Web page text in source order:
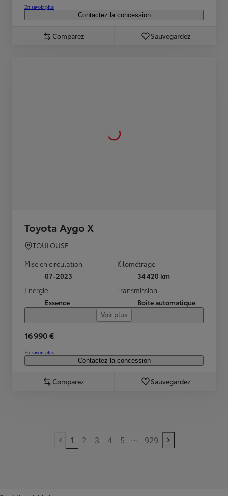
En savoir plus
Contactez la concession
Comparez Sauvegardez
Toyota Aygo X
TOULOUSE
Mise en circulation
07-2023
Kilométrage
34 420 km
Energie
Essence
Transmission
Boîte automatique
Voir plus
16 990 €
En savoir plus
Contactez la concession
Comparez Sauvegardez
Previous page
1 2 3 4 5 ... 929
Next page